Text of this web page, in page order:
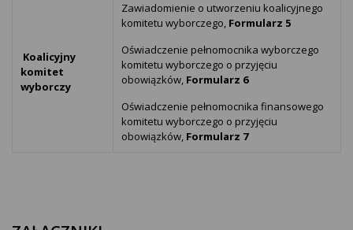
Koalicyjny
komitet
wyborczy
Zawiadomienie o utworzeniu koalicyjnego
komitetu wyborczego, Formularz 5
Oświadczenie pełnomocnika wyborczego
komitetu wyborczego o przyjęciu
obowiązków, Formularz 6
Oświadczenie pełnomocnika finansowego
komitetu wyborczego o przyjęciu
obowiązków, Formularz 7